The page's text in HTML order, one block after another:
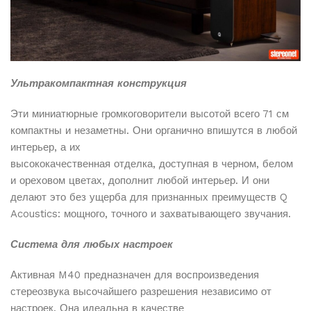
Доставка от 1 до 5 рабочих дней в зависимости от
наличия товара на складе
Отслеживание заказа
Подробнее об условиях доставки и работе служб вы
Ультракомпактная конструкция
Эти миниатюрные громкоговорители высотой всего 71 см
компактны и незаметны. Они органично впишутся в любой
интерьер, а их
высококачественная отделка, доступная в черном, белом
и ореховом цветах, дополнит любой интерьер. И они
делают это без ущерба для признанных преимуществ Q
Acoustics: мощного, точного и захватывающего звучания.
Система для любых настроек
Активная M40 предназначен для воспроизведения
стереозвука высочайшего разрешения независимо от
настроек. Она идеальна в качестве